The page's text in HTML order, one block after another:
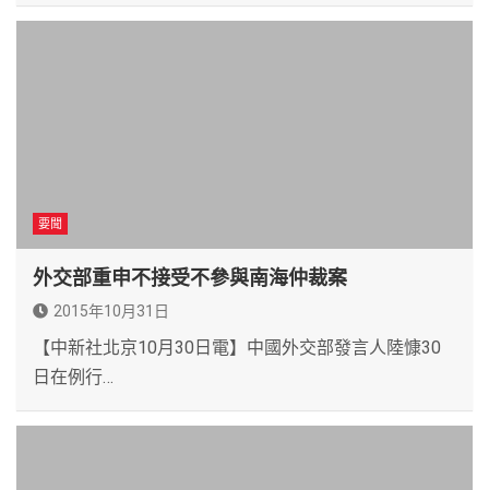
要聞
外交部重申不接受不參與南海仲裁案
2015年10月31日
【中新社北京10月30日電】中國外交部發言人陸慷30
日在例行…